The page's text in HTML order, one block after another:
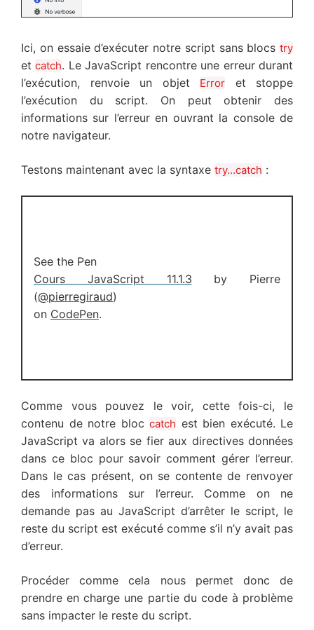
Ici, on essaie d’exécuter notre script sans blocs try
etcatch. Le JavaScript rencontre une erreur durant
l’exécution, renvoie un objet Error et stoppe
l’exécution du script. On peut obtenir des
informations sur l’erreur en ouvrant la console de
notre navigateur.
Testons maintenant avec la syntaxe try…catch :
See the Pen
Cours JavaScript 11.1.3 by Pierre
(@pierregiraud)
on CodePen.
Comme vous pouvez le voir, cette fois-ci, le
contenu de notre bloc catch est bien exécuté. Le
JavaScript va alors se fier aux directives données
dans ce bloc pour savoir comment gérer l’erreur.
Dans le cas présent, on se contente de renvoyer
des informations sur l’erreur. Comme on ne
demande pas au JavaScript d’arrêter le script, le
reste du script est exécuté comme s’il n’y avait pas
d’erreur.
Procéder comme cela nous permet donc de
prendre en charge une partie du code à problème
sans impacter le reste du script.